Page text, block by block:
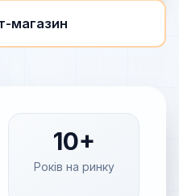
магазин
10+
Років на ринку